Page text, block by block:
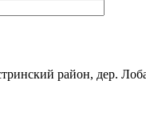
район, дер.